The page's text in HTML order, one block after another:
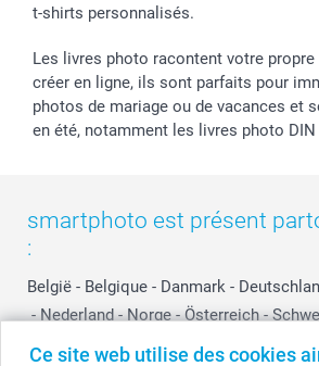
Ce site web utilise des cookies
t-shirts personnalisés.
Les livres photo racontent votre
créer en ligne, ils sont parfaits pour
photos de mariage ou de vacances et
en été, notamment les livres photo DIN
smartphoto est présent
:
België - Belgique - Danmark -
- Nederland - Norge - Österreich -
Switzerland
Suomi Sverige United